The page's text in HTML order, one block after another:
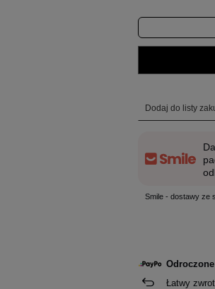
Dodaj do listy
Smile - dostawy ze
Łatwy